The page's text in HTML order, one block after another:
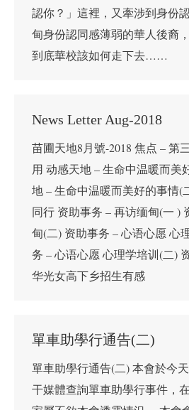
認你？」這裡，又牽涉到身份
甸身份認同感薄弱的華人後裔
到底華校該如何走下去……
News Letter Aug-2018
苗圃天地8月號-2018 焦点 – 第
用 动感天地 – 生命中温暖而美
地 – 生命中温暖而美好的事情(
同行 资助事务 – 再访缅甸(一 )
甸(二) 资助事务 – 心语心愿 心
务 – 心语心愿 心理学培训(二)
华光女高下乡招生有感
單車助學行通告(二)
單車助學行通告(二) 本會於今
干媒體查詢單車助學行事件，